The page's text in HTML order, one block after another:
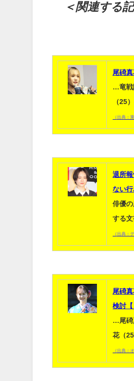
＜関連する
尾碕
…竜戦
（25
（出典：
退所
ない行
俳優
する
（出典：
尾碕
検討【
…尾碕
花（
（出典：